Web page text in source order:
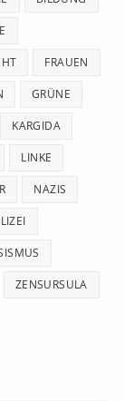
FRAUEN
GRÜNE
KARGIDA
LINKE
NAZIS
ZENSURSULA